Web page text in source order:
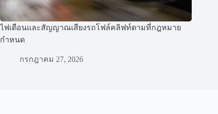
ไฟเตือนและสัญญาณเสียงรถโฟล์คลิฟท์ตามที่กฎหมาย
กำหนด
กรกฎาคม 27, 2026